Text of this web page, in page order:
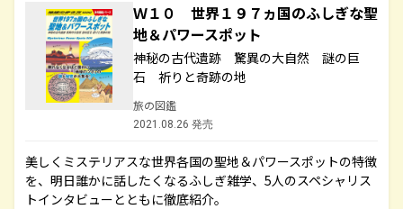
Ｗ１０ 世界１９７ヵ国のふしぎな聖
地＆パワースポット
神秘の古代遺跡 驚異の大自然 謎の巨
石 祈りと奇跡の地
旅の図鑑
2021.08.26 発売
美しくミステリアスな世界各国の聖地＆パワースポットの特徴
を、明日誰かに話したくなるふしぎ雑学、5人のスペシャリス
トインタビューとともに徹底紹介。